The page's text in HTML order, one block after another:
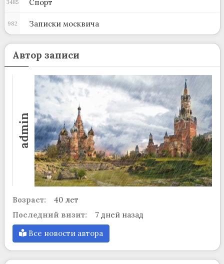
Спорт
3485
Записки москвича
982
Автор записи
admin
Возраст:
40 лет
Последний визит:
7 дней назад
Все новости автора